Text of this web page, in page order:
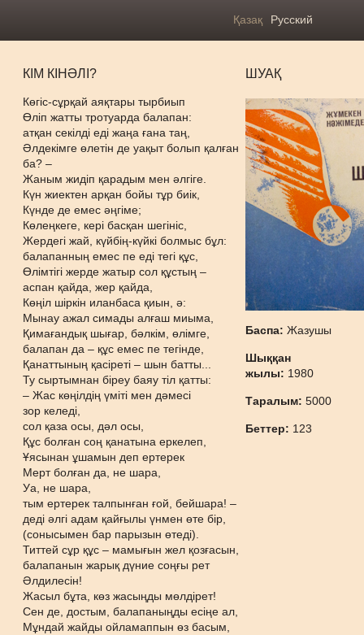
Қазақ Русский
КІМ КІНӘЛІ?
Көгіс-сұрқай аяқтары тырбиып
Өліп жатты тротуарда балапан:
атқан секілді еді жаңа ғана таң,
Әлдекімге өлетін де уақыт болып қалған
ба? –
Жаным жидіп қарадым мен әлгіге.
Күн жиектен арқан бойы тұр биік,
Күнде де емес әңгіме;
Көлеңкеге, кері басқан шегініс,
Жердегі жай, күйбің-күйкі болмыс бұл:
балапанның емес пе еді тегі құс,
Өлімтігі жерде жатыр сол құстың –
аспан қайда, жер қайда,
Көңіл шіркін иланбаса қиын, ә:
Мынау ажал симады алғаш миыма,
Қимағандық шығар, бәлкім, өлімге,
балапан да – құс емес пе тегінде,
Қанаттының қасіреті – шын батты...
Ту сыртымнан біреу баяу тіл қатты:
– Жас көңілдің үміті мен дәмесі
зор келеді,
сол қаза осы, дәл осы,
Құс болған соң қанатына еркелеп,
Ұясынан ұшамын деп ертерек
Мерт болған да, не шара,
Уа, не шара,
тым ертерек талпынған ғой, бейшара! –
деді әлгі адам қайғылы үнмен өте бір,
(сонысымен бар парызын өтеді).
Титтей сұр құс – мамығын жел қозғасын,
балапанын жарық дүние соңғы рет
Әлдилесін!
Жасыл бұта, көз жасыңды мөлдірет!
Сен де, достым, балапаныңды есіңе ал,
Мұндай жайды ойламаппын өз басым,
ШУАҚ
Баспа:Жазушы
Шыққан
жылы: 1980
Таралым:5000
Беттер: 123